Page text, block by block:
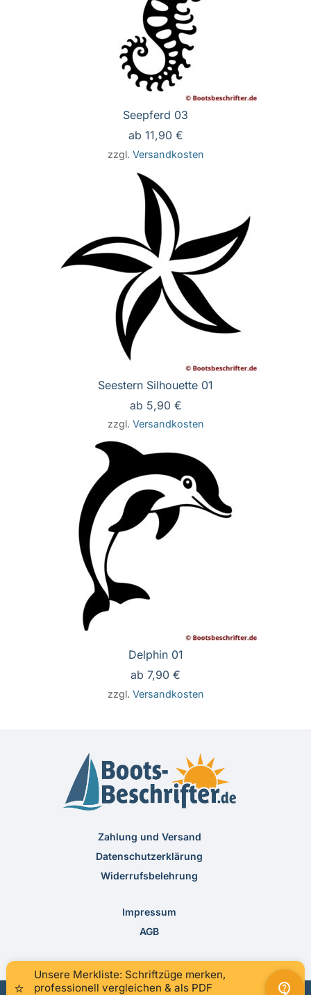
Seepferd 03
ab 11,90 €
zzgl. Versandkosten
Seestern Silhouette 01
ab 5,90 €
zzgl. Versandkosten
Delphin 01
ab 7,90 €
zzgl. Versandkosten
Zahlung und Versand
Datenschutzerklärung
Widerrufsbelehrung
Impressum
AGB
⭐
Unsere Merkliste: Schriftzüge merken,
professionell vergleichen & als PDF
×